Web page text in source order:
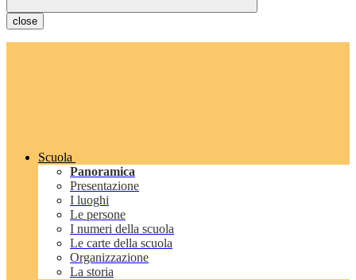
close
Scuola
Panoramica
Presentazione
I luoghi
Le persone
I numeri della scuola
Le carte della scuola
Organizzazione
La storia